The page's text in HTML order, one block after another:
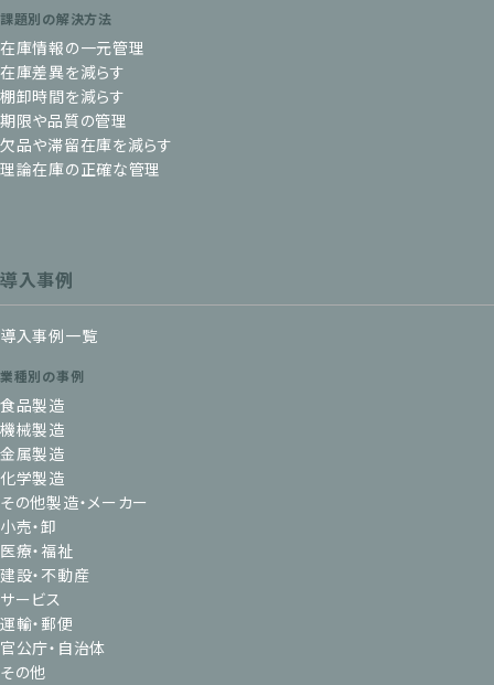
課題別の解決方法
在庫情報の一元管理
在庫差異を減らす
棚卸時間を減らす
期限や品質の管理
欠品や滞留在庫を減らす
理論在庫の正確な管理
導入事例
導入事例一覧
業種別の事例
食品製造
機械製造
金属製造
化学製造
その他製造・メーカー
小売・卸
医療・福祉
建設・不動産
サービス
運輸・郵便
官公庁・自治体
その他